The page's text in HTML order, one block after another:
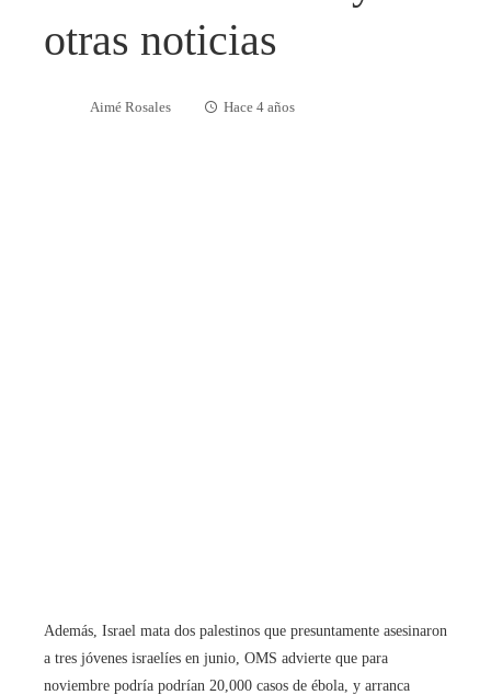
otras noticias
Aimé Rosales Hace 4 años
Además, Israel mata dos palestinos que presuntamente asesinaron
a tres jóvenes israelíes en junio, OMS advierte que para
noviembre podría podrían 20,000 casos de ébola, y arranca